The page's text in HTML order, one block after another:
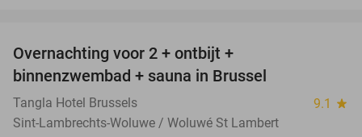
Overnachting voor 2 + ontbijt +
binnenzwembad + sauna in Brussel
Tangla Hotel Brussels 9.1 star
Sint-Lambrechts-Woluwe / Woluwé St Lambert